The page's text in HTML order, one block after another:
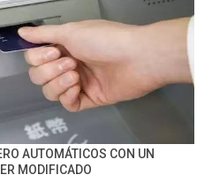
AUTOMÁTICOS CON UN
MODIFICADO